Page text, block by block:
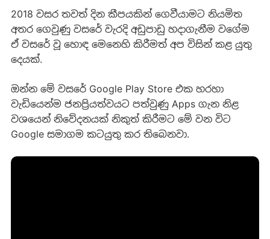
2018 වසර තවත් දින කීපයකින් ගෙවීයාමට නියමිත
අතර ගෙවුණු වසරේ වැරදි අඩුපාඩු හදාගැනීම වගේම
ඒ වසරේ වූ හොඳ මෙනෙහි කිරීමත් අප විසින් කළ යුතු
දෙයක්.
ඔන්න මේ වසරේ Google Play Store එක හරහා
වැඩියෙන්ම ජනප්‍රියත්වයට පත්වුණු Apps ගැන නිළ
වශයෙන් නිවේදනයක් නිකුත් කිරීමට මේ වන විට
Google සමාගම කටයුතු කර තිබෙනවා.